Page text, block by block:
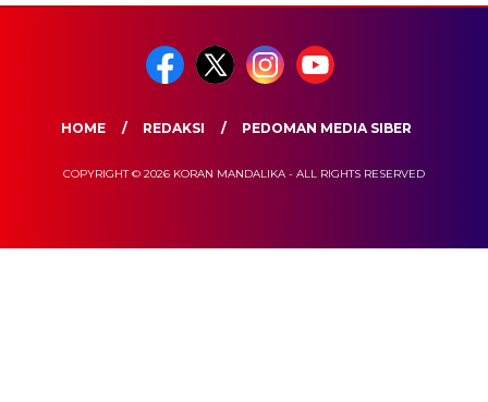
HOME REDAKSI PEDOMAN MEDIA SIBER
COPYRIGHT © 2026 KORAN MANDALIKA - ALL RIGHTS RESERVED